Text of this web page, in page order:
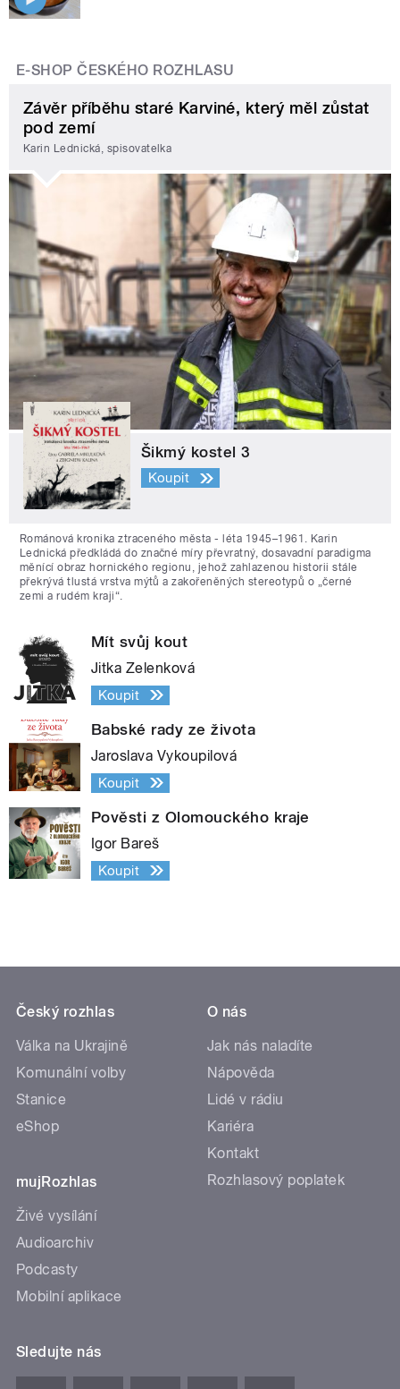
E-SHOP ČESKÉHO ROZHLASU
Závěr příběhu staré Karviné, který měl zůstat
pod zemí
Karin Lednická, spisovatelka
Šikmý kostel 3
Koupit
Románová kronika ztraceného města - léta 1945–1961. Karin
Lednická předkládá do značné míry převratný, dosavadní paradigma
měnící obraz hornického regionu, jehož zahlazenou historii stále
překrývá tlustá vrstva mýtů a zakořeněných stereotypů o „černé
zemi a rudém kraji“.
Mít svůj kout
Jitka Zelenková
Koupit
Babské rady ze života
Jaroslava Vykoupilová
Koupit
Pověsti z Olomouckého kraje
Igor Bareš
Koupit
Český rozhlas
Válka na Ukrajině
Komunální volby
Stanice
eShop
mujRozhlas
Živé vysílání
Audioarchiv
Podcasty
Mobilní aplikace
O nás
Jak nás naladíte
Nápověda
Lidé v rádiu
Kariéra
Kontakt
Rozhlasový poplatek
Sledujte nás